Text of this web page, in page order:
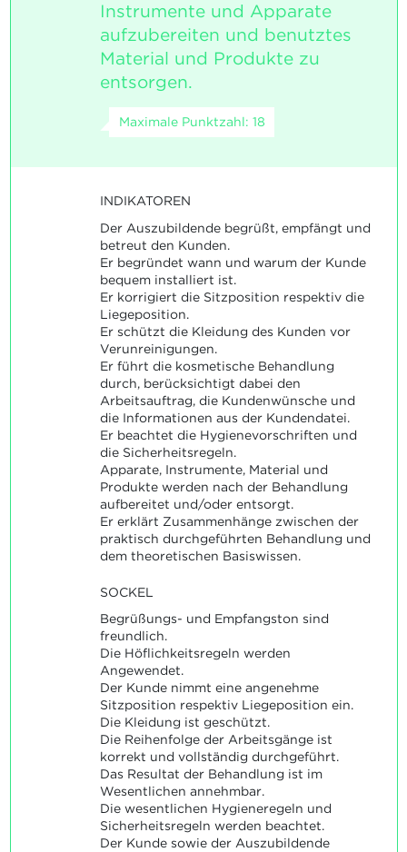
Instrumente und Apparate
aufzubereiten und benutztes
Material und Produkte zu
entsorgen.
Maximale Punktzahl: 18
INDIKATOREN
Der Auszubildende begrüßt, empfängt und
betreut den Kunden.
Er begründet wann und warum der Kunde
bequem installiert ist.
Er korrigiert die Sitzposition respektiv die
Liegeposition.
Er schützt die Kleidung des Kunden vor
Verunreinigungen.
Er führt die kosmetische Behandlung
durch, berücksichtigt dabei den
Arbeitsauftrag, die Kundenwünsche und
die Informationen aus der Kundendatei.
Er beachtet die Hygienevorschriften und
die Sicherheitsregeln.
Apparate, Instrumente, Material und
Produkte werden nach der Behandlung
aufbereitet und/oder entsorgt.
Er erklärt Zusammenhänge zwischen der
praktisch durchgeführten Behandlung und
dem theoretischen Basiswissen.
SOCKEL
Begrüßungs- und Empfangston sind
freundlich.
Die Höflichkeitsregeln werden
Angewendet.
Der Kunde nimmt eine angenehme
Sitzposition respektiv Liegeposition ein.
Die Kleidung ist geschützt.
Die Reihenfolge der Arbeitsgänge ist
korrekt und vollständig durchgeführt.
Das Resultat der Behandlung ist im
Wesentlichen annehmbar.
Die wesentlichen Hygieneregeln und
Sicherheitsregeln werden beachtet.
Der Kunde sowie der Auszubildende